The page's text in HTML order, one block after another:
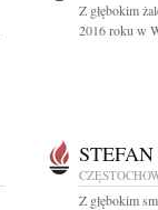
Z głębokim
2016 roku w
Z głębokim